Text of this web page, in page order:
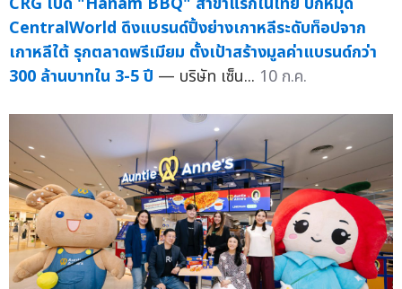
CentralWorld ดึงแบรนด์ปิ้งย่างเกาหลีระดับท็อปจาก
เกาหลีใต้ รุกตลาดพรีเมียม ตั้งเป้าสร้างมูลค่าแบรนด์กว่า
300 ล้านบาทใน 3-5 ปี — บริษัท เซ็น... 10 ก.ค.